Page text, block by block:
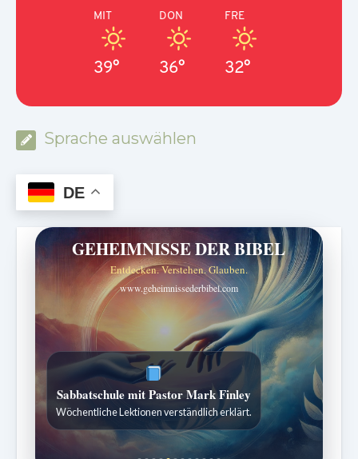
MIT
39°
DON
36°
FRE
32°
Sprache auswählen
DE
GEHEIMNISSE DER BIBEL
Entdecken. Verstehen. Glauben.
www.geheimnissederbibel.com
ZURÜCK ZUR QUELLE DES LEBENS
Sabbatliche Gedanken für Stille und Erneuerung.